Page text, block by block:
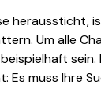
heraussticht,
Um alle
muss Ihre